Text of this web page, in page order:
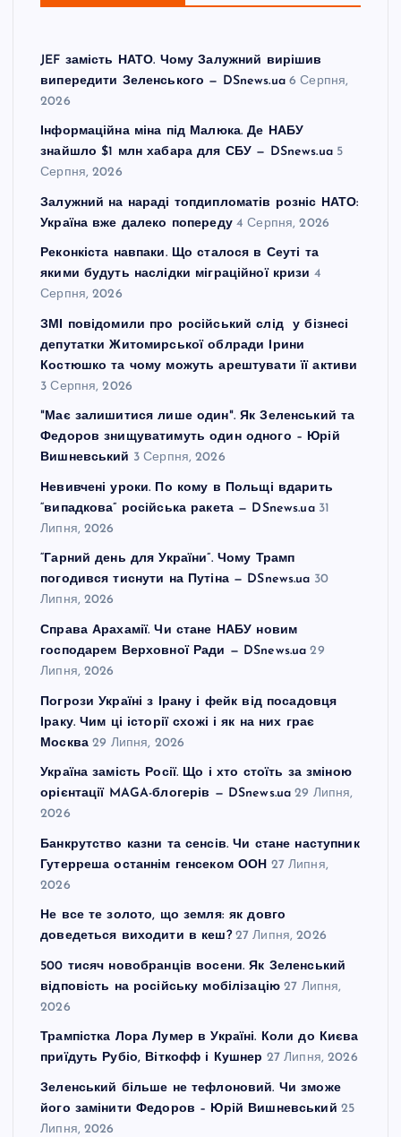
JEF замість НАТО. Чому Залужний вирішив
випередити Зеленського — DSnews.ua 6 Серпня,
2026
Інформаційна міна під Малюка. Де НАБУ
знайшло $1 млн хабара для СБУ — DSnews.ua 5
Серпня, 2026
Залужний на нараді топдипломатів розніс НАТО:
Україна вже далеко попереду 4 Серпня, 2026
Реконкіста навпаки. Що сталося в Сеуті та
якими будуть наслідки міграційної кризи 4
Серпня, 2026
ЗМІ повідомили про російський слід у бізнесі
депутатки Житомирської облради Ірини
Костюшко та чому можуть арештувати її активи
3 Серпня, 2026
"Має залишитися лише один". Як Зеленський та
Федоров знищуватимуть один одного – Юрій
Вишневський 3 Серпня, 2026
Невивчені уроки. По кому в Польщі вдарить
“випадкова” російська ракета — DSnews.ua 31
Липня, 2026
“Гарний день для України”. Чому Трамп
погодився тиснути на Путіна — DSnews.ua 30
Липня, 2026
Справа Арахамії. Чи стане НАБУ новим
господарем Верховної Ради — DSnews.ua 29
Липня, 2026
Погрози Україні з Ірану і фейк від посадовця
Іраку. Чим ці історії схожі і як на них грає
Москва 29 Липня, 2026
Україна замість Росії. Що і хто стоїть за зміною
орієнтації MAGA-блогерів — DSnews.ua 29 Липня,
2026
Банкрутство казни та сенсів. Чи стане наступник
Гутерреша останнім генсеком ООН 27 Липня,
2026
Не все те золото, що земля: як довго
доведеться виходити в кеш? 27 Липня, 2026
500 тисяч новобранців восени. Як Зеленський
відповість на російську мобілізацію 27 Липня,
2026
Трампістка Лора Лумер в Україні. Коли до Києва
приїдуть Рубіо, Віткофф і Кушнер 27 Липня, 2026
Зеленський більше не тефлоновий. Чи зможе
його замінити Федоров – Юрій Вишневський 25
Липня, 2026